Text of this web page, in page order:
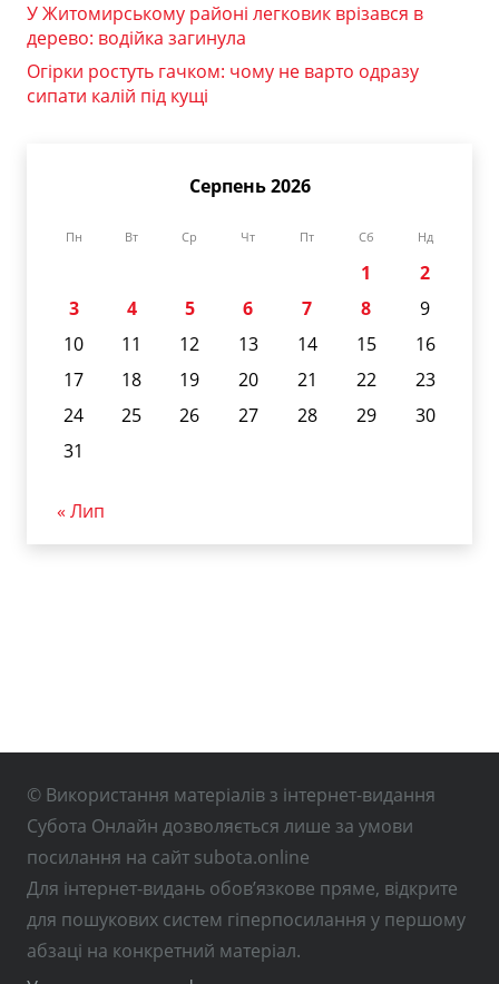
У Житомирському районі легковик врізався в
дерево: водійка загинула
Огірки ростуть гачком: чому не варто одразу
сипати калій під кущі
Серпень 2026
Пн Вт Ср Чт Пт Сб Нд
1
2
3
4 5 6 7 8
9
10
11 12 13 14 15
16
17
18 19 20 21 22
23
24
25 26 27 28 29
30
31
« Лип
© Використання матеріалів з інтернет-видання
Субота Онлайн дозволяється лише за умови
посилання на сайт subota.online
Для інтернет-видань обов’язкове пряме, відкрите
для пошукових систем гіперпосилання у першому
абзаці на конкретний матеріал.